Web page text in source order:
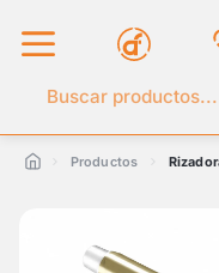
Buscar en el catálogo
Productos